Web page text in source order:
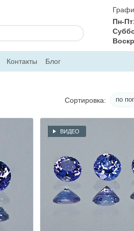
Пн-
Контакты
Блог
Сортировка: по
ВИДЕО